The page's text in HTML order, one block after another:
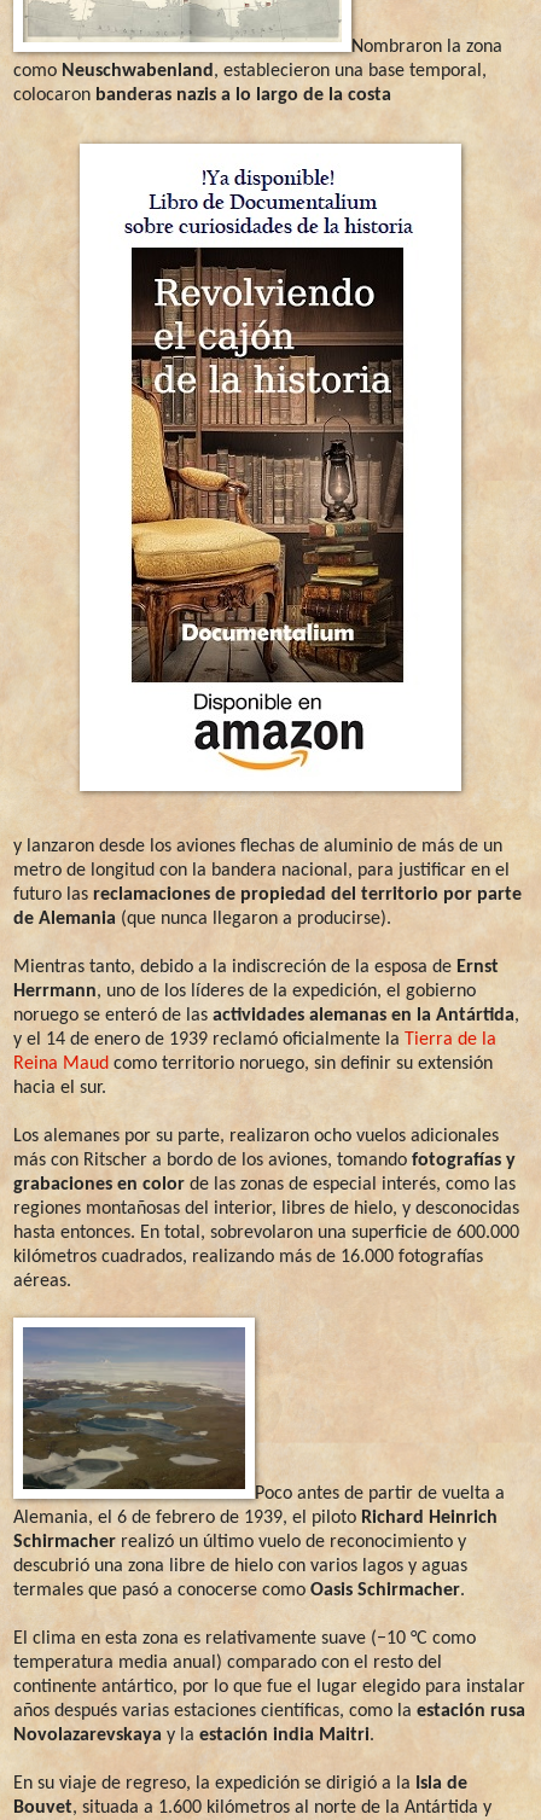
Nombraron la zona
como Neuschwabenland , establecieron una base temporal,
colocaron banderas nazis a lo largo de la costa
y lanzaron desde los aviones flechas de aluminio de más de un
metro de longitud con la bandera nacional, para justificar en el
futuro las reclamaciones de propiedad del territorio por parte
de Alemania (que nunca llegaron a producirse).
Mientras tanto, debido a la indiscreción de la esposa de Ernst
Herrmann, uno de los líderes de la expedición, el gobierno
noruego se enteró de las actividades alemanas en la Antártida,
y el 14 de enero de 1939 reclamó oficialmente la Tierra de la
Reina Maud como territorio noruego, sin definir su extensión
hacia el sur.
Los alemanes por su parte, realizaron ocho vuelos adicionales
más con Ritscher a bordo de los aviones, tomando fotografías y
grabaciones en color de las zonas de especial interés, como las
regiones montañosas del interior, libres de hielo, y desconocidas
hasta entonces. En total, sobrevolaron una superficie de 600.000
kilómetros cuadrados, realizando más de 16.000 fotografías
aéreas.
Poco antes de partir de vuelta a
Alemania, el 6 de febrero de 1939, el piloto Richard Heinrich
Schirmacher realizó un último vuelo de reconocimiento y
descubrió una zona libre de hielo con varios lagos y aguas
termales que pasó a conocerse como Oasis Schirmacher.
El clima en esta zona es relativamente suave (−10 °C como
temperatura media anual) comparado con el resto del
continente antártico, por lo que fue el lugar elegido para instalar
años después varias estaciones científicas, como la estación rusa
Novolazarevskaya y la estación india Maitri.
En su viaje de regreso, la expedición se dirigió a la Isla de
Bouvet, situada a 1.600 kilómetros al norte de la Antártida y